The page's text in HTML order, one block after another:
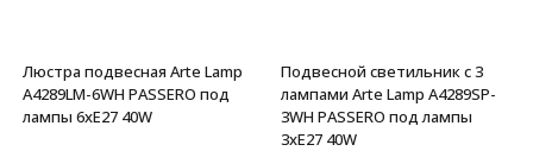
Люстра подвесная Arte Lamp
A4289LM-6WH PASSERO под
лампы 6xE27 40W
Подвесной светильник с 3
лампами Arte Lamp A4289SP-
3WH PASSERO под лампы
3xE27 40W